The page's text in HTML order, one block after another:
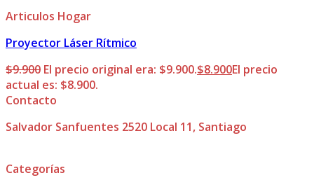
Articulos Hogar
Proyector Láser Rítmico
$9.900 El precio original era: $9.900.$8.900El precio
actual es: $8.900.
Contacto
Salvador Sanfuentes 2520 Local 11, Santiago
Categorías